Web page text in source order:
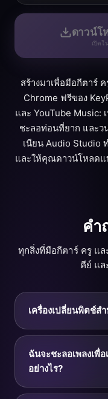
ดาวน์โ
เปิดใ
สร้างมาเพื่อมือกีตาร์
Chrome ฟรีของ
และ YouTube Music:
ชะลอท่อนที่ยาก และว
เนียน Audio Studio
และให้คุณดาวน์โหลด
คำ
ทุกสิ่งที่มือกีตาร์ ครู แล
คีย์ แล
เครื่องเปลี่ยนพิตช์ส
เครื่องเปลี่ยนพิตช์ (ห
หรือลดพิตช์ของเพลง
กีตาร์มันคือเครื่องมื
ให้ตรงกับกีตาร์ของคุ
Hz) ย้ายเพลงไปคีย์ที่
ฉันจะชะลอเพลงเพื่
อย่างไร?
อัปโหลดเพลงไปที่